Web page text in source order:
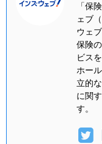
「保
ェブ
ウェ
保険
ビス
ホー
立的
に関
す。